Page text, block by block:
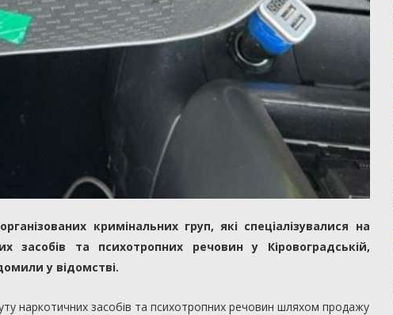
кримінальних груп, які спеціалізувалися на
засобів та психотропних речовин у Кіровоградській,
у відомстві.
наркотичних засобів та психотропних речовин шляхом продажу